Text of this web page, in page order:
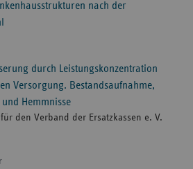
nach der
durch Leistungskonzentration
Versorgung. Bestandsaufnahme,
Hemmnisse
den Verband der Ersatzkassen e. V.